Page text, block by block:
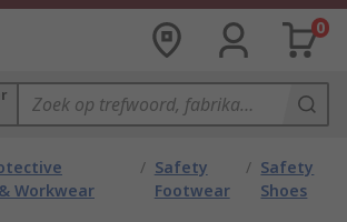
0
Workwear
/ Safety
Footwear
/ Safety
Shoes